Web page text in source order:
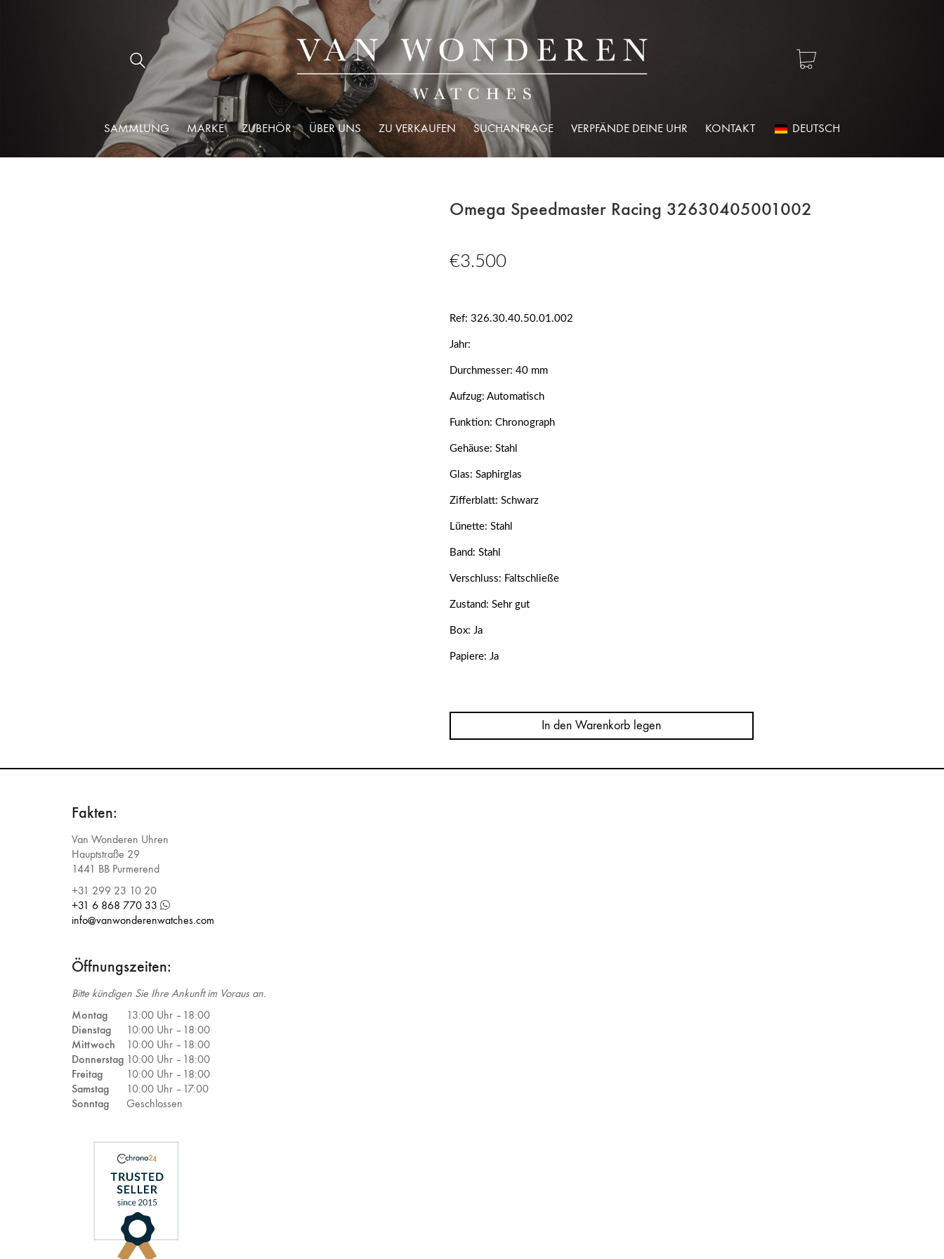
SAMMLUNG MARKE ZUBEHÖR ÜBER UNS ZU VERKAUFEN SUCHANFRAGE VERPFÄNDE DEINE UHR KONTAKT DEUTSCH
Omega Speedmaster Racing 32630405001002
€3.500
Ref: 326.30.40.50.01.002
Jahr:
Durchmesser: 40 mm
Aufzug: Automatisch
Funktion: Chronograph
Gehäuse: Stahl
Glas: Saphirglas
Zifferblatt: Schwarz
Lünette: Stahl
Band: Stahl
Verschluss: Faltschließe
Zustand: Sehr gut
Box: Ja
Papiere: Ja
Speedmaster
32630405001002
In den Warenkorb legen
Fakten:
Van Wonderen Uhren
Hauptstraße 29
1441 BB Purmerend
+31 299 23 10 20
+31 6 868 770 33
info@vanwonderenwatches.com
Öffnungszeiten:
Bitte kündigen Sie Ihre Ankunft im Voraus an.
Montag
13:00 Uhr – 18:00
Dienstag
10:00 Uhr – 18:00
Mittwoch
10:00 Uhr – 18:00
Donnerstag 10:00 Uhr – 18:00
Freitag
10:00 Uhr – 18:00
Samstag
10:00 Uhr – 17:00
Sonntag
Geschlossen